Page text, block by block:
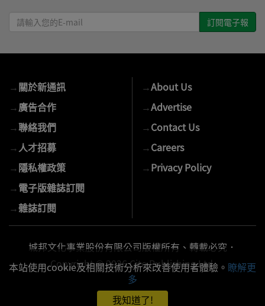
請
輸
E-
mail
→關於新通訊
→廣告合作
→聯絡我們
→ 人才招募
→隱私權政策
→電子版雜誌訂閱
→雜誌訂閱
→About Us
→Advertise
→Contact Us
→Careers
→Privacy Policy
城邦文化事業股份有限公司版權所有、轉載必究．
Copyright © 2026 Cite Publishing Ltd.
本站使用cookie及相關技術分析來改善使用者體驗。 瞭解更
多
我知道了!